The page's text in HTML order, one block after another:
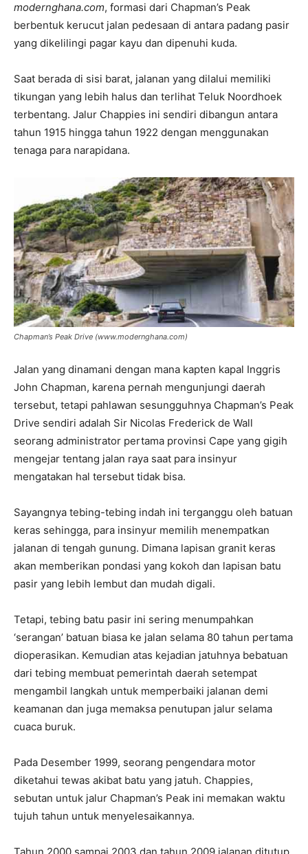
modernghana.com, formasi dari Chapman’s Peak
berbentuk kerucut jalan pedesaan di antara padang pasir
yang dikelilingi pagar kayu dan dipenuhi kuda.
Saat berada di sisi barat, jalanan yang dilalui memiliki
tikungan yang lebih halus dan terlihat Teluk Noordhoek
terbentang. Jalur Chappies ini sendiri dibangun antara
tahun 1915 hingga tahun 1922 dengan menggunakan
tenaga para narapidana.
Chapman’s Peak Drive (www.modernghana.com)
Jalan yang dinamani dengan mana kapten kapal Inggris
John Chapman, karena pernah mengunjungi daerah
tersebut, tetapi pahlawan sesungguhnya Chapman’s Peak
Drive sendiri adalah Sir Nicolas Frederick de Wall
seorang administrator pertama provinsi Cape yang gigih
mengejar tentang jalan raya saat para insinyur
mengatakan hal tersebut tidak bisa.
Sayangnya tebing-tebing indah ini terganggu oleh batuan
keras sehingga, para insinyur memilih menempatkan
jalanan di tengah gunung. Dimana lapisan granit keras
akan memberikan pondasi yang kokoh dan lapisan batu
pasir yang lebih lembut dan mudah digali.
Tetapi, tebing batu pasir ini sering menumpahkan
‘serangan’ batuan biasa ke jalan selama 80 tahun pertama
dioperasikan. Kemudian atas kejadian jatuhnya bebatuan
dari tebing membuat pemerintah daerah setempat
mengambil langkah untuk memperbaiki jalanan demi
keamanan dan juga memaksa penutupan jalur selama
cuaca buruk.
Pada Desember 1999, seorang pengendara motor
diketahui tewas akibat batu yang jatuh. Chappies,
sebutan untuk jalur Chapman’s Peak ini memakan waktu
tujuh tahun untuk menyelesaikannya.